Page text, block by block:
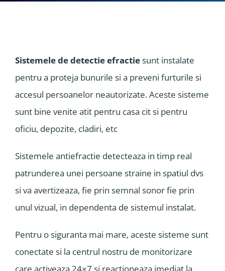
Sistemele de detectie efractiesunt instalate
pentru a proteja bunurile si a preveni furturile si
accesul persoanelor neautorizate. Aceste sisteme
sunt bine venite atit pentru casa cit si pentru
oficiu, depozite, cladiri, etc
Sistemele antiefractie detecteaza in timp real
patrunderea unei persoane straine in spatiul dvs
si va avertizeaza, fie prin semnal sonor fie prin
unul vizual, in dependenta de sistemul instalat.
Pentru o siguranta mai mare, aceste sisteme sunt
conectate si la centrul nostru de monitorizare